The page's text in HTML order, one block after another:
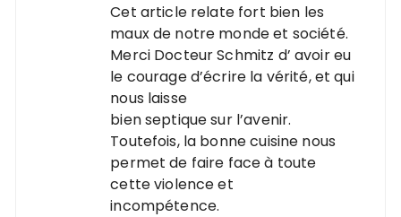
Cet article relate fort bien les
maux de notre monde et société.
Merci Docteur Schmitz d’ avoir eu
le courage d’écrire la vérité, et qui
nous laisse
bien septique sur l’avenir.
Toutefois, la bonne cuisine nous
permet de faire face à toute
cette violence et
incompétence.